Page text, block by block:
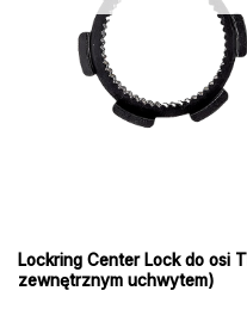
Lockring Center Lock do osi
zewnętrznym uchwytem)